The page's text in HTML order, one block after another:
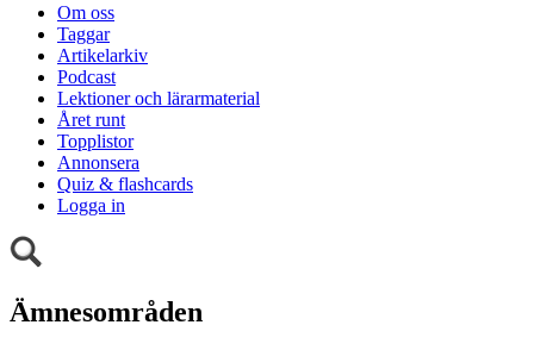
Om oss
Taggar
Artikelarkiv
Podcast
Lektioner och lärarmaterial
Året runt
Topplistor
Annonsera
Quiz & flashcards
Logga in
Ämnesområden